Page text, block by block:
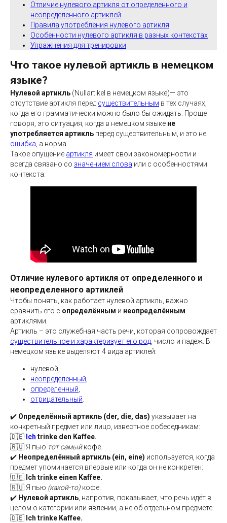
Отличие нулевого артикля от определенного и
неопределенного артиклей
Правила употребления нулевого артикля
Особенности нулевого артикля в разных контекстах
Упражнения для тренировки
Что такое нулевой артикль в немецком
языке?
Нулевой артикль (Nullartikel в немецком языке)— это
отсутствие артикля перед существительным в тех случаях,
когда его грамматически можно было бы ожидать. Проще
говоря, это ситуация, когда в немецком языке не
употребляется артикль перед существительным, и это не
ошибка, а норма.
Такое опущение артикля имеет свои закономерности и
всегда связано со значением слова или с особенностями
контекста.
Отличие нулевого артикля от определенного и
неопределенного артиклей
Чтобы понять, как работает нулевой артикль, важно
сравнить его с определённым и неопределённым
артиклями.
Артикль – это служебная часть речи, которая сопровождает
существительное и характеризует его род, число и падеж. В
немецком языке выделяют 4 вида артиклей:
нулевой,
неопределенный,
определенный,
отрицательный.
✔️ Определённый артикль (der, die, das) указывает на
конкретный предмет или лицо, известное собеседникам:
🇩🇪 Ich trinke den Kaffee.
🇷🇺 Я пью тот самыйкофе.
✔️ Неопределённый артикль (ein, eine) используется, когда
предмет упоминается впервые или когда он не конкретен:
🇩🇪 Ich trinke einen Kaffee.
🇷🇺 Я пью (какой-то) кофе.
✔️ Нулевой артикль, напротив, показывает, что речь идёт в
целом о категории или явлении, а не об отдельном предмете:
🇩🇪 Ich trinke Kaffee.